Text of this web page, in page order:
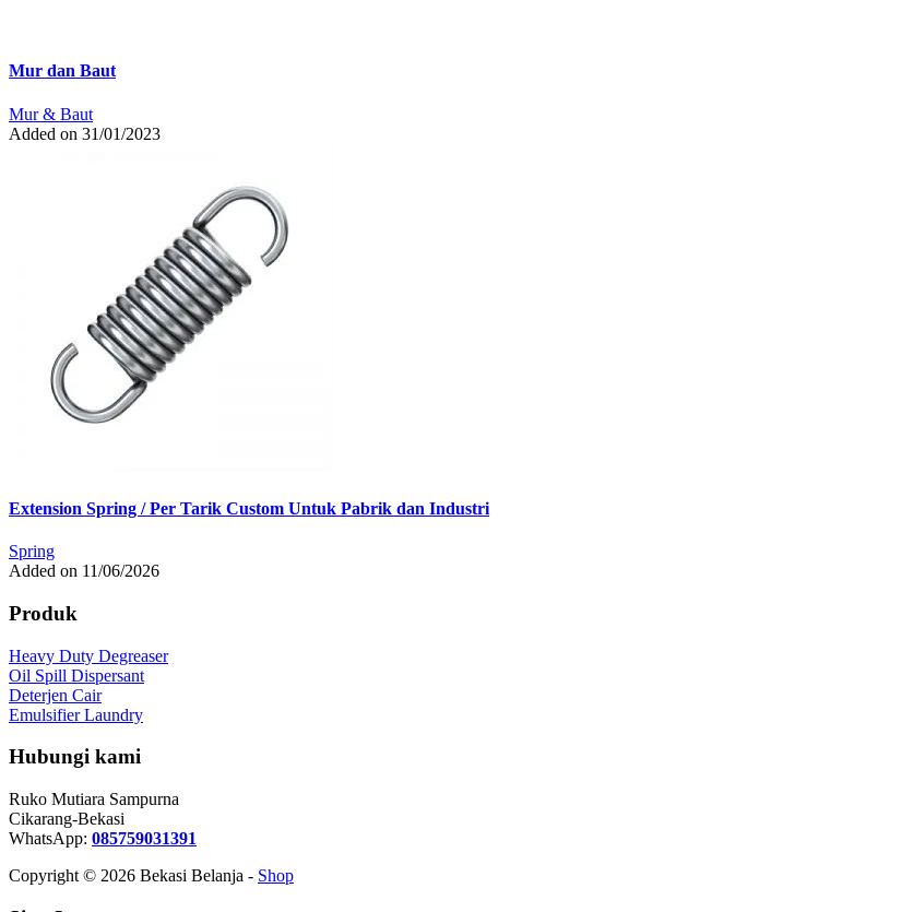
Mur dan Baut
Mur & Baut
Added on 31/01/2023
Extension Spring / Per Tarik Custom Untuk Pabrik dan Industri
Spring
Added on 11/06/2026
Produk
Heavy Duty Degreaser
Oil Spill Dispersant
Deterjen Cair
Emulsifier Laundry
Hubungi kami
Ruko Mutiara Sampurna
Cikarang-Bekasi
WhatsApp: 085759031391
Copyright © 2026 Bekasi Belanja - Shop